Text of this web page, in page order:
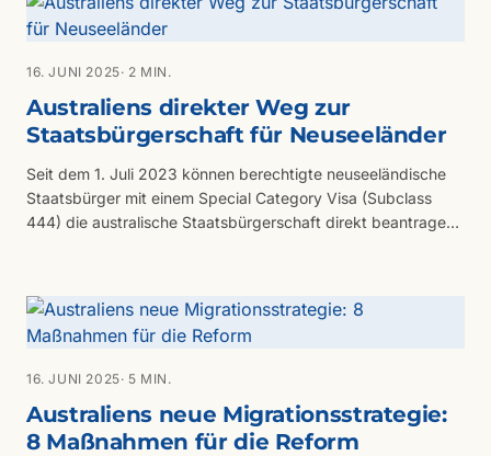
16. JUNI 2025· 2 MIN.
Australiens direkter Weg zur
Staatsbürgerschaft für Neuseeländer
Seit dem 1. Juli 2023 können berechtigte neuseeländische
Staatsbürger mit einem Special Category Visa (Subclass
444) die australische Staatsbürgerschaft direkt beantragen.
lebende Kiwis bedeutet.
16. JUNI 2025· 5 MIN.
Australiens neue Migrationsstrategie:
8 Maßnahmen für die Reform